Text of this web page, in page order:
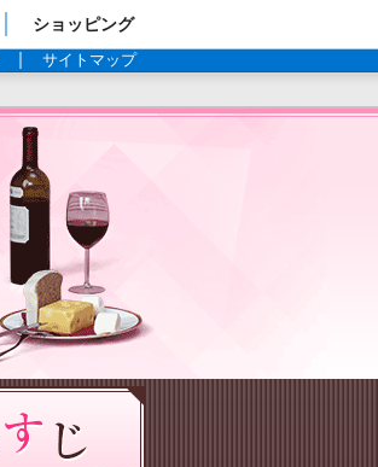
ショッピング
サイトマップ